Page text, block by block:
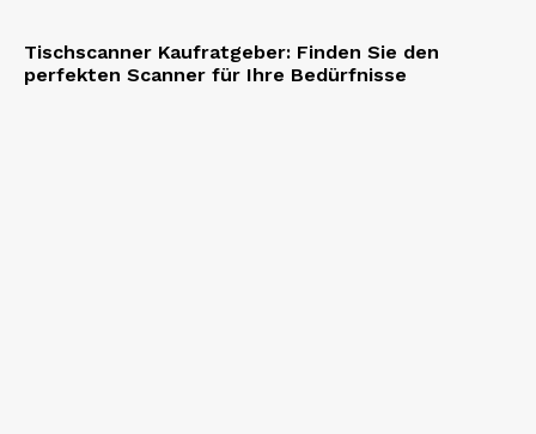
Tischscanner Kaufratgeber: Finden Sie den
perfekten Scanner für Ihre Bedürfnisse